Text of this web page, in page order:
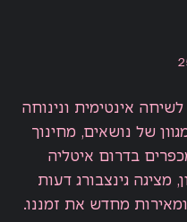
אינטימית ונינוחה
של נושאים, מחינוך
בדרום איטליה
מציגה גינצבורג דעות
מחדש את זמננו.